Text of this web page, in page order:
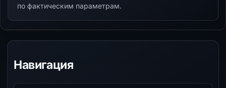
по фактическим параметрам.
Навигация